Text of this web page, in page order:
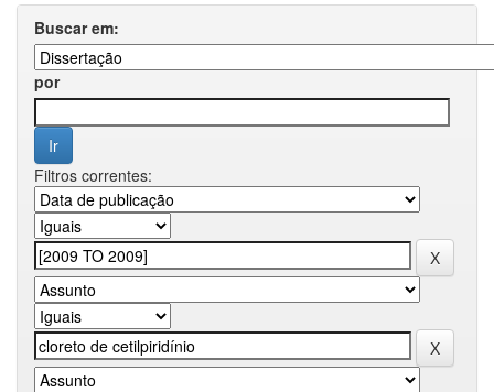
Buscar em:
por
Filtros correntes: